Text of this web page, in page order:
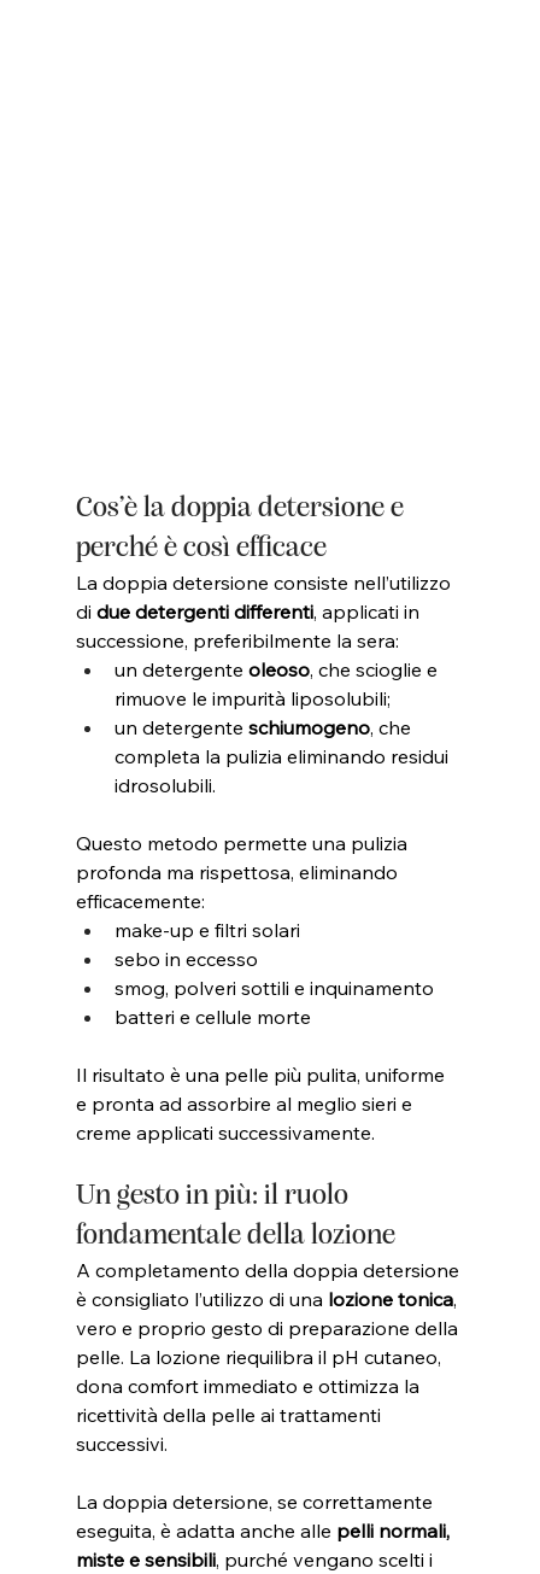
Cos’è la doppia detersione e
perché è così efficace
La doppia detersione consiste nell’utilizzo
di due detergenti differenti, applicati in
successione, preferibilmente la sera:
un detergente oleoso, che scioglie e
rimuove le impurità liposolubili;
un detergente schiumogeno, che
completa la pulizia eliminando residui
idrosolubili.
Questo metodo permette una pulizia
profonda ma rispettosa, eliminando
efficacemente:
make-up e filtri solari
sebo in eccesso
smog, polveri sottili e inquinamento
batteri e cellule morte
Il risultato è una pelle più pulita, uniforme
e pronta ad assorbire al meglio sieri e
creme applicati successivamente.
Un gesto in più: il ruolo
fondamentale della lozione
A completamento della doppia detersione
è consigliato l’utilizzo di una lozione tonica,
vero e proprio gesto di preparazione della
pelle. La lozione riequilibra il pH cutaneo,
dona comfort immediato e ottimizza la
ricettività della pelle ai trattamenti
successivi.
La doppia detersione, se correttamente
eseguita, è adatta anche alle pelli normali,
miste e sensibili, purché vengano scelti i